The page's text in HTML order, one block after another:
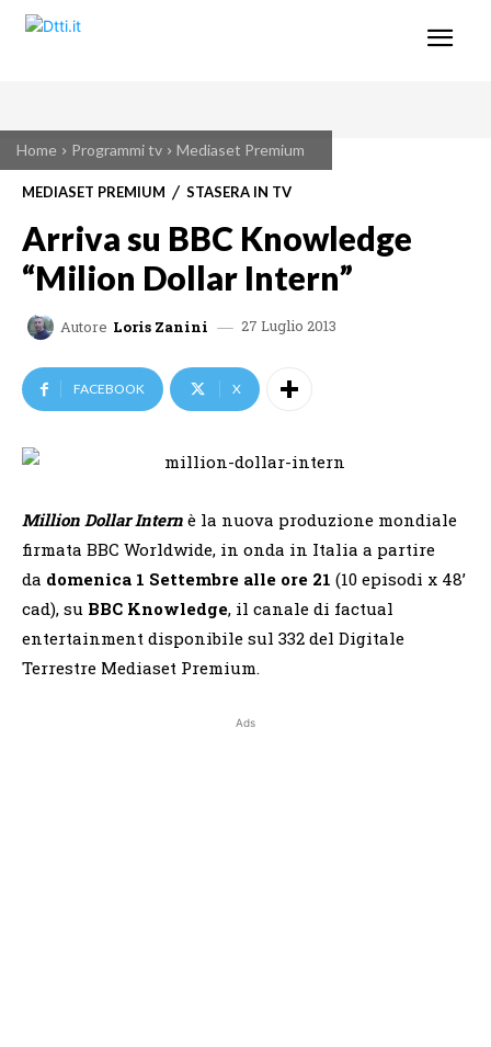
Home Programmi tv Mediaset Premium
MEDIASET PREMIUM STASERA IN TV
Arriva su BBC Knowledge
“Milion Dollar Intern”
Autore Loris Zanini 27 Luglio 2013
FACEBOOK X
Million Dollar Intern è la nuova produzione mondiale
firmata BBC Worldwide, in onda in Italia a partire
da domenica 1 Settembre alle ore 21 (10 episodi x 48’
cad), su BBC Knowledge, il canale di factual
entertainment disponibile sul 332 del Digitale
Terrestre Mediaset Premium.
Ads